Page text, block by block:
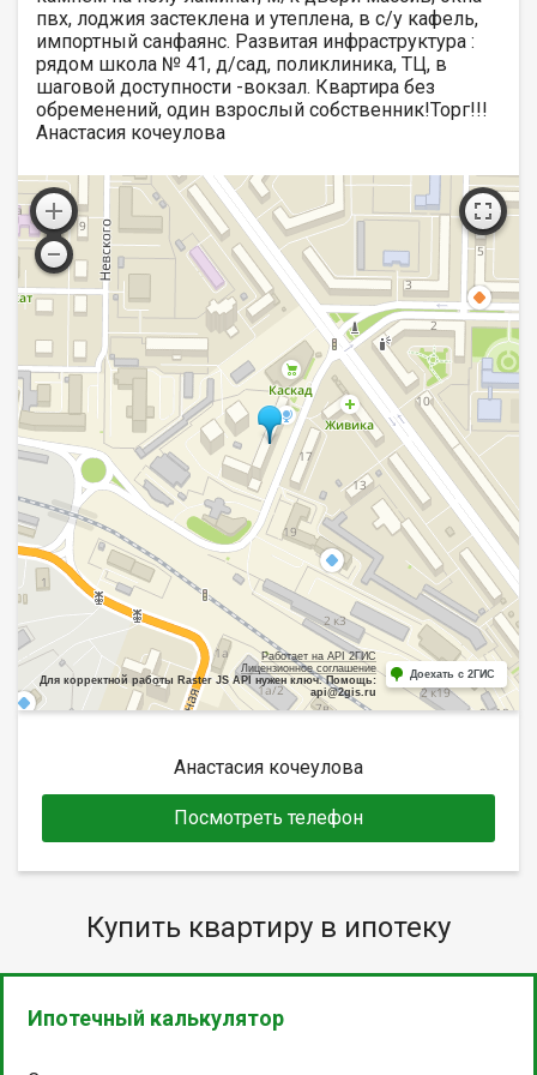
пвх, лоджия застеклена и утеплена, в с/у кафель,
импортный санфаянс. Развитая инфраструктура :
рядом школа № 41, д/сад, поликлиника, ТЦ, в
шаговой доступности -вокзал. Квартира без
обременений, один взрослый собственник!Торг!!!
Анастасия кочеулова
Работает на API 2ГИС
Лицензионное соглашение
Для корректной работы Raster JS API нужен ключ. Помощь:
api@2gis.ru
Доехать с 2ГИС
Анастасия кочеулова
Посмотреть телефон
Купить квартиру в ипотеку
Ипотечный калькулятор